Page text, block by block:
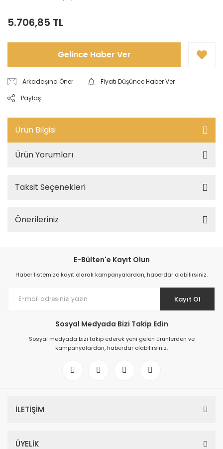
5.706,85 TL
Gelince Haber Ver
Arkadaşına Öner
Fiyatı Düşünce Haber Ver
Paylaş
Ürün Bilgisi
Ürün Yorumları
Taksit Seçenekleri
Önerileriniz
E-Bülten'e Kayıt Olun
Haber listemize kayıt olarak kampanyalardan, haberdar olabilirsiniz.
Kayıt Ol
Sosyal Medyada Bizi Takip Edin
Sosyal medyada bizi takip ederek yeni gelen ürünlerden ve
kampanyalardan, haberdar olabilirsiniz.
İLETİŞİM
ÜYELİK